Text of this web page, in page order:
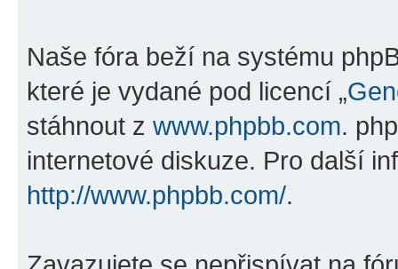
Naše fóra beží na systému
které je vydané pod licencí „
stáhnout z www.phpbb.com.
internetové diskuze. Pro další
http://www.phpbb.com/.